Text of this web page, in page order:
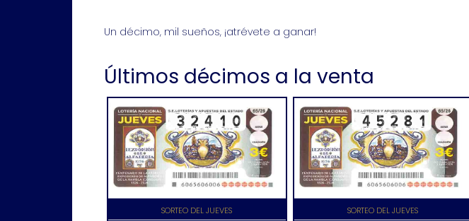
Un décimo, mil sueños, ¡atrévete a ganar!
Últimos décimos a la venta
SORTEO DEL JUEVES
SORTEO DEL JUEVES